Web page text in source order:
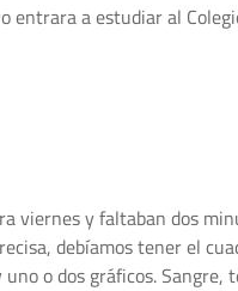
entrara a estudiar al
viernes y faltaban dos
debíamos tener el
o dos gráficos. Sangre,